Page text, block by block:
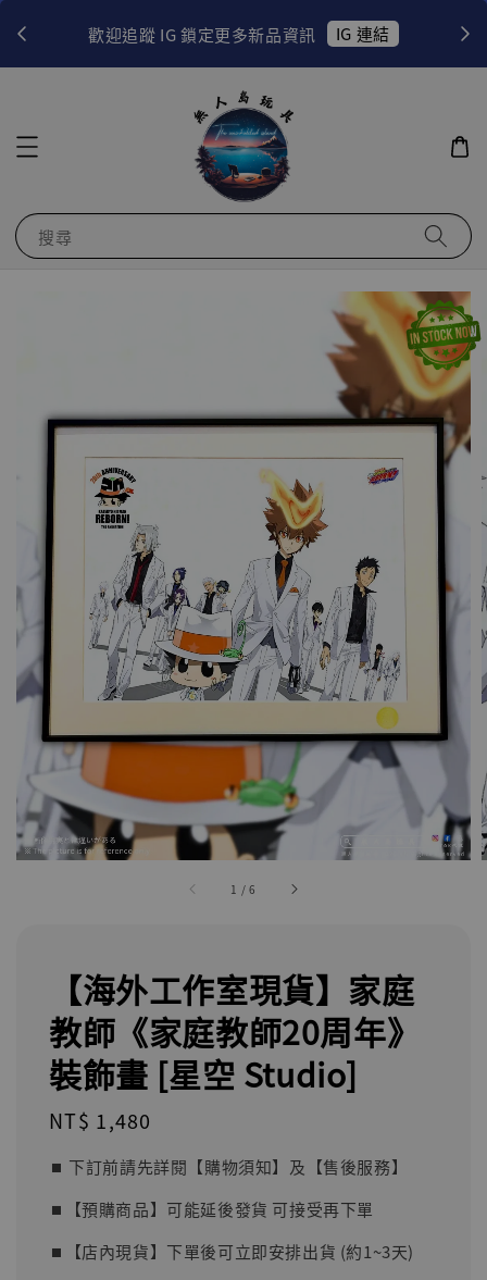
歡迎追蹤 IG 鎖定更多新品資訊 IG 連結
搜尋
1 /6
【海外工作室現貨】家庭
教師《家庭教師20周年》
裝飾畫 [星空 Studio]
Regular
NT$ 1,480
⏹︎ 下訂前請先詳閱【購物須知】及【售後服務】
⏹︎【預購商品】可能延後發貨 可接受再下單
⏹︎【店內現貨】下單後可立即安排出貨 (約1~3天)